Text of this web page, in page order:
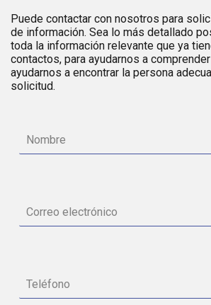
Puede contactar con nosotros para
de información. Sea lo más detallado
toda la información relevante que ya
contactos, para ayudarnos a
ayudarnos a encontrar la persona
solicitud.